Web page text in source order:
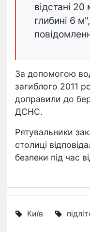
відстані 20
глибині 6
За допомогою
загиблого 2011
доправили до
ДСНС.
Рятувальники
столиці
безпеки під час
Київ